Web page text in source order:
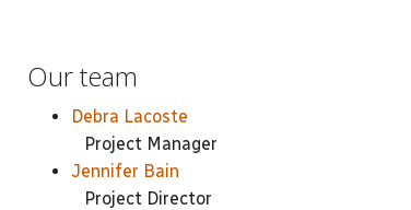
Our team
Debra Lacoste
Project Manager
Jennifer Bain
Project Director